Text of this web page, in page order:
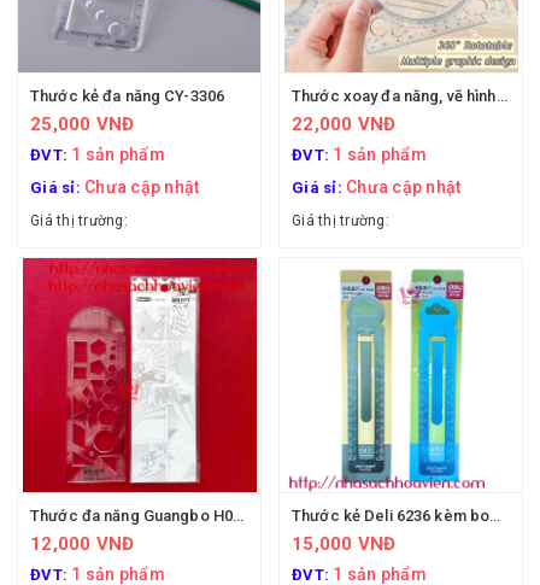
Thước kẻ đa năng CY-3306
25,000 VNĐ
ĐVT: 1 sản phẩm
Giá sỉ: Chưa cập nhật
Giá thị trường:
Thước xoay đa năng, vẽ hình học
22,000 VNĐ
ĐVT: 1 sản phẩm
Giá sỉ: Chưa cập nhật
Giá thị trường:
Thước đa năng Guangbo H05396
12,000 VNĐ
ĐVT: 1 sản phẩm
Thước kẻ Deli 6236 kèm bookmark
15,000 VNĐ
ĐVT: 1 sản phẩm